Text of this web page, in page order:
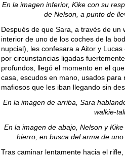
En la imagen inferior, Kike con su
de Nelson, a punto de
Después de que Sara, a través de un
interior de uno de los coches de la
nupcial), les confesara a Aitor y
por circunstancias ligadas
profundos, llegó el momento en el
casa, escudos en mano, usados para
mafiosos que les iban llegando sin
En la imagen de arriba, Sara
walkie-
En la imagen de abajo, Nelson y
hierro, en busca del arma de uno
Tras caminar lentamente hacia el